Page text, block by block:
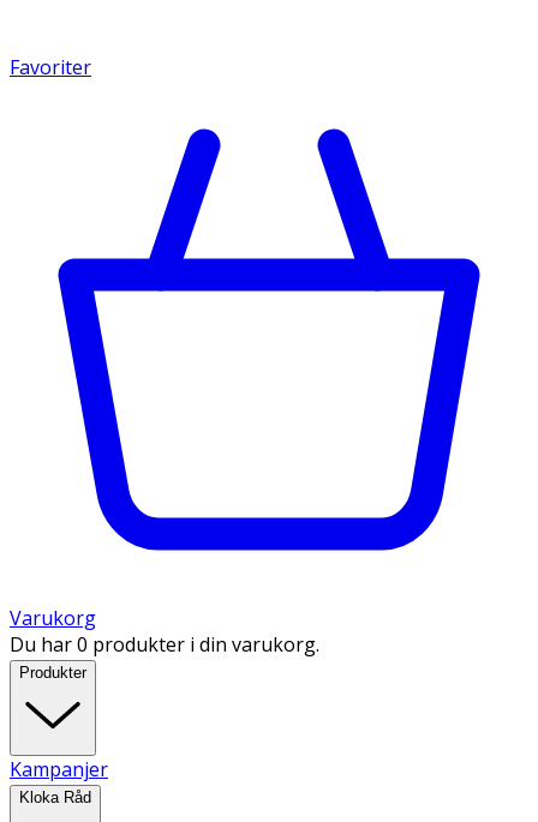
Favoriter
Varukorg
Du har 0 produkter i din varukorg.
Produkter
Kampanjer
Kloka Råd